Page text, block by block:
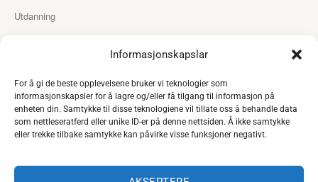
Informasjonskapslar
For å gi de beste opplevelsene bruker vi teknologier som
informasjonskapsler for å lagre og/eller få tilgang til informasjon på
enheten din. Samtykke til disse teknologiene vil tillate oss å behandle data
som nettleseratferd eller unike ID-er på denne nettsiden. Å ikke samtykke
eller trekke tilbake samtykke kan påvirke visse funksjoner negativt.
Utdanning
Om oss
Søk studieplass
Kontakt oss